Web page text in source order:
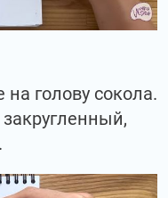
голову сокола.